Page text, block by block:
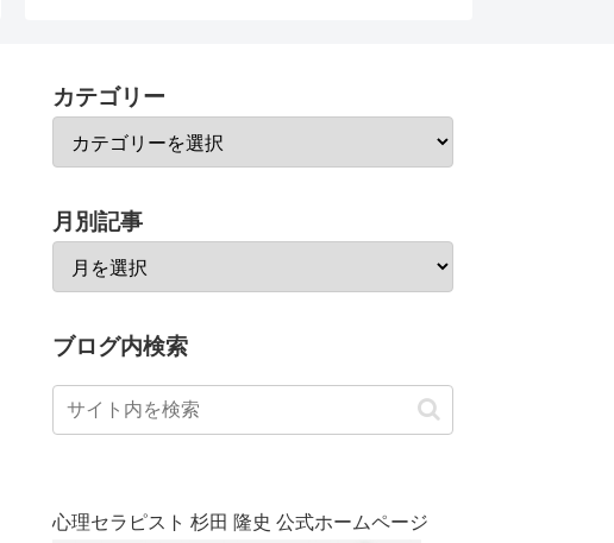
カテゴリー
月別記事
ブログ内検索
心理セラピスト 杉田 隆史 公式ホームページ